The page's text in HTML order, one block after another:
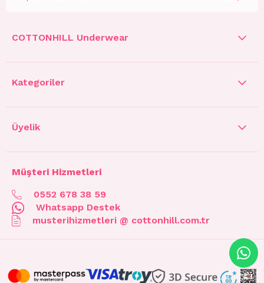
COTTONHILL Underwear
Kategoriler
Üyelik
Müşteri Hizmetleri
0552 678 38 59
Whatsapp Destek
musterihizmetleri @ cottonhill.com.tr